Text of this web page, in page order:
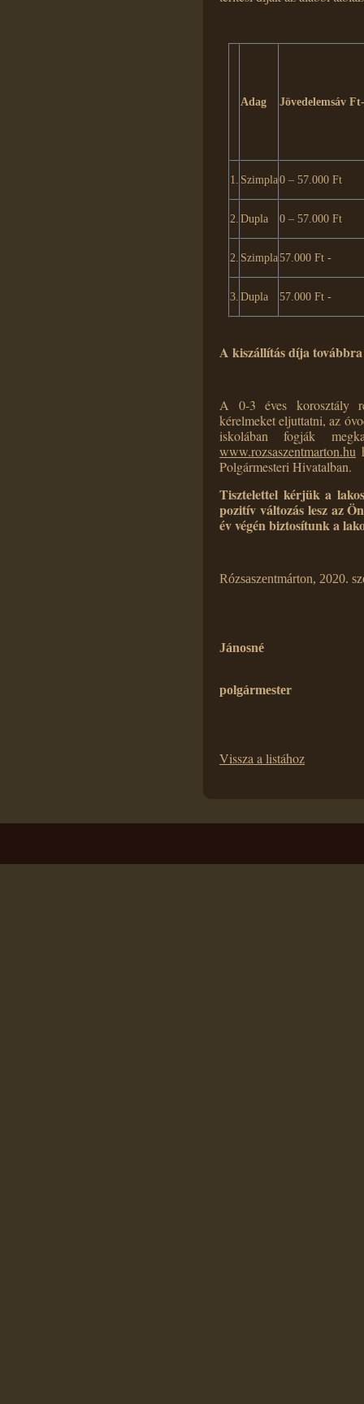
Adag Jövedelemsáv
1. Szimpla0 – 57.000 Ft
2. Dupla 0 – 57.000 Ft
2. Szimpla57.000 Ft -
3. Dupla 57.000 Ft -
A kiszállítás díja
A 0-3 éves korosztály
kérelmeket eljuttatni, az
iskolában fogják
www.rozsaszentmarton.hu
Polgármesteri Hivatalban.
Tisztelettel kérjük a
pozitív változás lesz az
év végén biztosítunk a
Rózsaszentmárton, 2020.
Jánosné
polgármester
Vissza a listához